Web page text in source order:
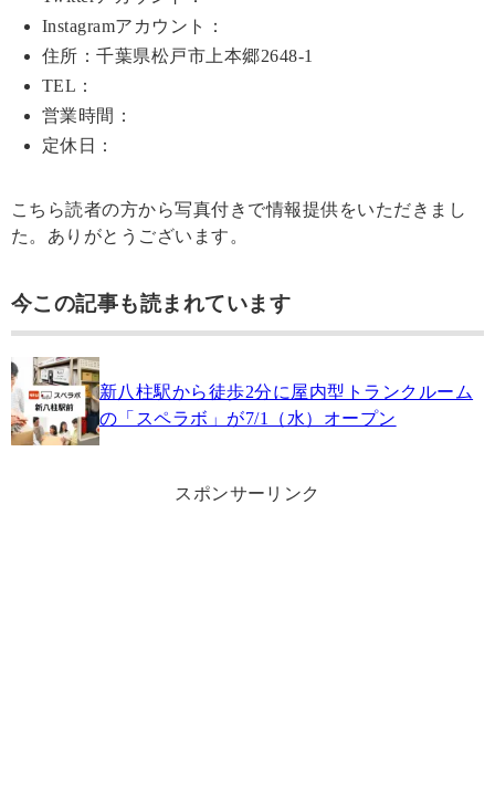
Instagramアカウント：
住所：千葉県松戸市上本郷2648-1
TEL：
営業時間：
定休日：
こちら読者の方から写真付きで情報提供をいただきまし
た。ありがとうございます。
今この記事も読まれています
新八柱駅から徒歩2分に屋内型トランクルーム
の「スペラボ」が7/1（水）オープン
スポンサーリンク